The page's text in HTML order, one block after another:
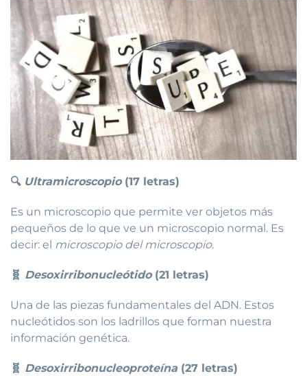
🔍 Ultramicroscopio(17 letras)
Es un microscopio que permite ver objetos más
pequeños de lo que ve un microscopio normal. Es
decir: el microscopio del microscopio.
🧬 Desoxirribonucleótido(21 letras)
Una de las piezas fundamentales del ADN. Estos
nucleótidos son los ladrillos que forman nuestra
información genética.
🧬 Desoxirribonucleoproteína (27 letras)